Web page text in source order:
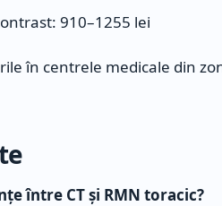
910–1255 lei
în centrele medicale din
între CT și RMN toracic?